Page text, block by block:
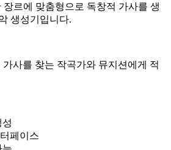
장르에 맞춤형으로 독창적 가사를 생
생성기입니다.
가사를 찾는 작곡가와 뮤지션에게 적
페이스